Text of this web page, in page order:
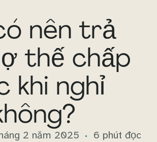
nên trả
thế chấp
khi nghỉ
2 năm 2025 6 phút đọc